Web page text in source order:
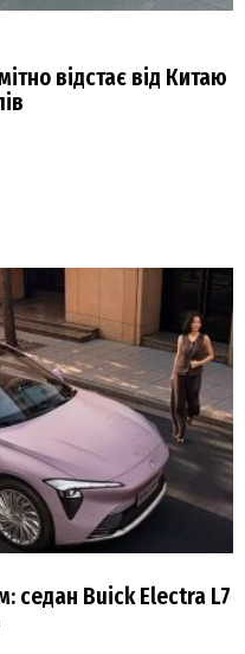
відстає від Китаю
седан Buick Electra L7